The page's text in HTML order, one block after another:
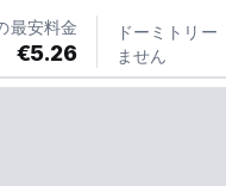
化、冒険が理想的に混ざり合
目覚め、ボードを手に取り、
フ...
最安料金
€5.26
ドーミトリー
ません